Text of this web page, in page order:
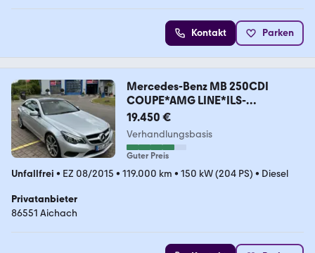
Kontakt Parken
Mercedes-Benz MB 250CDI
COUPE*AMG LINE*ILS-
LED*PANO*
19.450 €
Verhandlungsbasis
Guter Preis
Unfallfrei • EZ 08/2015 • 119.000 km • 150 kW (204 PS) • Diesel
Privatanbieter
86551 Aichach